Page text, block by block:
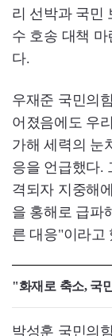
리 선박과 국민
수 호송 대책
다.
우재준 국민의
어졌음에도 우
가해 세력의 눈
응을 언급했다.
격되자 지중해
을 홍해로 급파
른 대응"이라고
"화재로 축소, 국
박성훈 국민의